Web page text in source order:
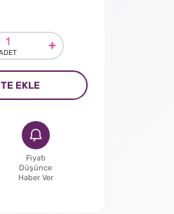
+
EKLE
Fiyatı
Düşünce
Haber Ver